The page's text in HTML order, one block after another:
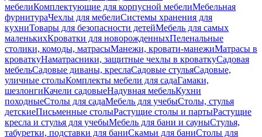
мебелиКомплектующие для корпусной мебелиМебельная
фурнитураЧехлы для мебелиСистемы хранения для
кухниТовары для безопасности детейМебель для самых
маленькихКроватки для новорожденныхПеленальные
столики, комоды, матрасыМанежи, кровати-манежиМатрасы в
кроваткуНаматрасники, защитные чехлы в кроваткуСадовая
мебельСадовые диваны, креслаСадовые стульяСадовые,
уличные столыКомплекты мебели для садаГамаки,
шезлонгиКачели садовыеНадувная мебельКухни
походныеСтолы для садаМебель для учебыСтолы, стулья
детскиеПисьменные столыРастущие столы и партыРастущие
кресла и стулья для учебыМебель для бани и сауныСтулья,
табуретки, подставки для баниСкамьи для баниСтолы для